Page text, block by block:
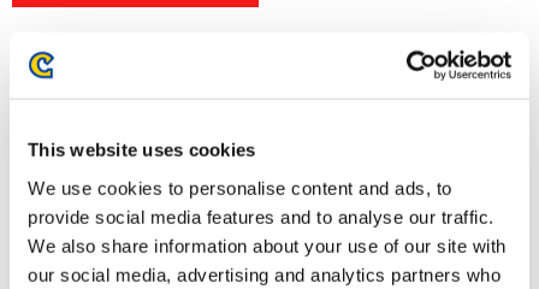
This website uses cookies
We use cookies to personalise content and ads, to
provide social media features and to analyse our traffic.
We also share information about your use of our site with
our social media, advertising and analytics partners who